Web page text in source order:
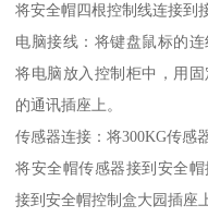
将安全帽四根控制线连接到
电脑接线：将键盘鼠标的
将电脑放入控制柜中，用
的通讯插座上。
传感器连接：将300KG传感
将安全帽传感器接到安全
接到安全帽控制盒大园插座